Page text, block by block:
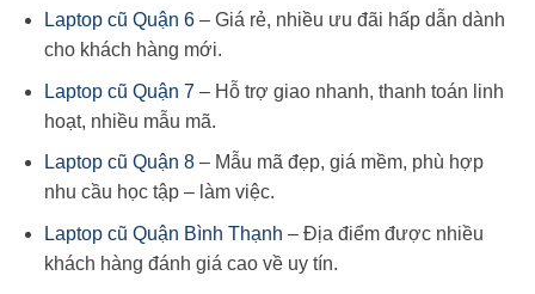
Laptop cũ Quận 6– Giá rẻ, nhiều ưu đãi hấp dẫn dành
cho khách hàng mới.
Laptop cũ Quận 7 – Hỗ trợ giao nhanh, thanh toán linh
hoạt, nhiều mẫu mã.
Laptop cũ Quận 8– Mẫu mã đẹp, giá mềm, phù hợp
nhu cầu học tập – làm việc.
Laptop cũ Quận Bình Thạnh – Địa điểm được nhiều
khách hàng đánh giá cao về uy tín.